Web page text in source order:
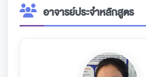
อาจารย์ประจำหลักสูตร